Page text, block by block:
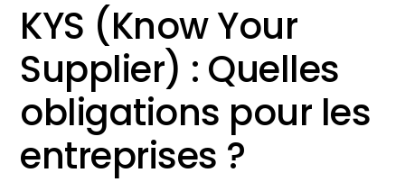
KYS (Know Your
Supplier) : Quelles
obligations pour les
entreprises ?